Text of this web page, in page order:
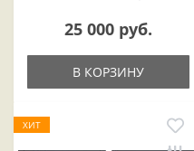
25 000 руб.
В КОРЗИНУ
ХИТ